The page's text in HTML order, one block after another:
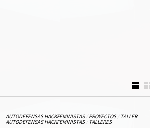
AUTODEFENSAS HACKFEMINISTAS/PROYECTOS/ TALLER
AUTODEFENSAS HACKFEMINISTAS/ TALLERES